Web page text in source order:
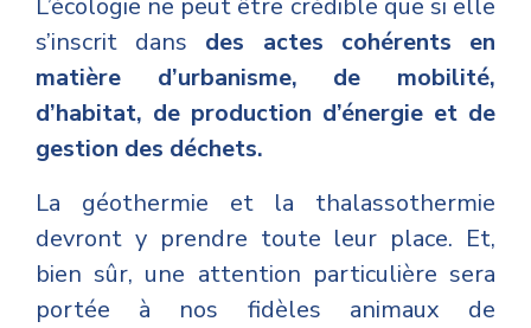
L’écologie ne peut être crédible que si elle
s’inscrit dans des actes cohérents en
matière d’urbanisme, de mobilité,
d’habitat, de production d’énergie et de
gestion des déchets.
La géothermie et la thalassothermie
devront y prendre toute leur place. Et,
bien sûr, une attention particulière sera
portée à nos fidèles animaux de